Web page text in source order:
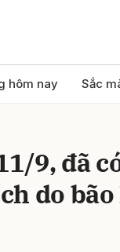
hôm nay Sắc
9, đã
do